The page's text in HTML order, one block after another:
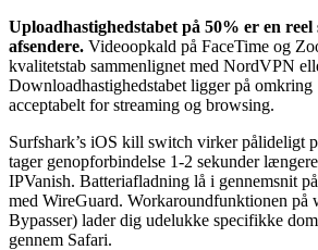
Uploadhastighedstabet på 50% er en
afsendere. Videoopkald på FaceTime og
kvalitetstab sammenlignet med NordVPN
Downloadhastighedstabet ligger på
acceptabelt for streaming og browsing.
Surfshark’s iOS kill switch virker pålideligt
tager genopforbindelse 1-2 sekunder
IPVanish. Batteriafladning lå i gennemsnit
med WireGuard. Workaroundfunktionen på
Bypasser) lader dig udelukke specifikke
gennem Safari.